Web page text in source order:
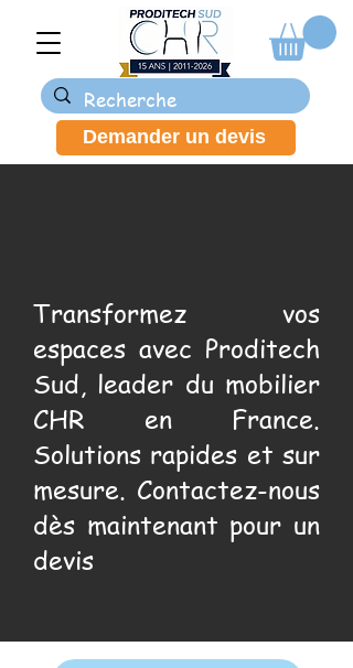
Demander un devis
Transformez vos
espaces avec Proditech
Sud, leader du mobilier
CHR en France.
Solutions rapides et sur
mesure. Contactez-nous
dès maintenant pour un
devis